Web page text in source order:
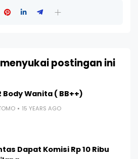
postingan ini
Body Wanita ( BB++)
15 YEARS AGO
Dapat Komisi Rp 10 Ribu